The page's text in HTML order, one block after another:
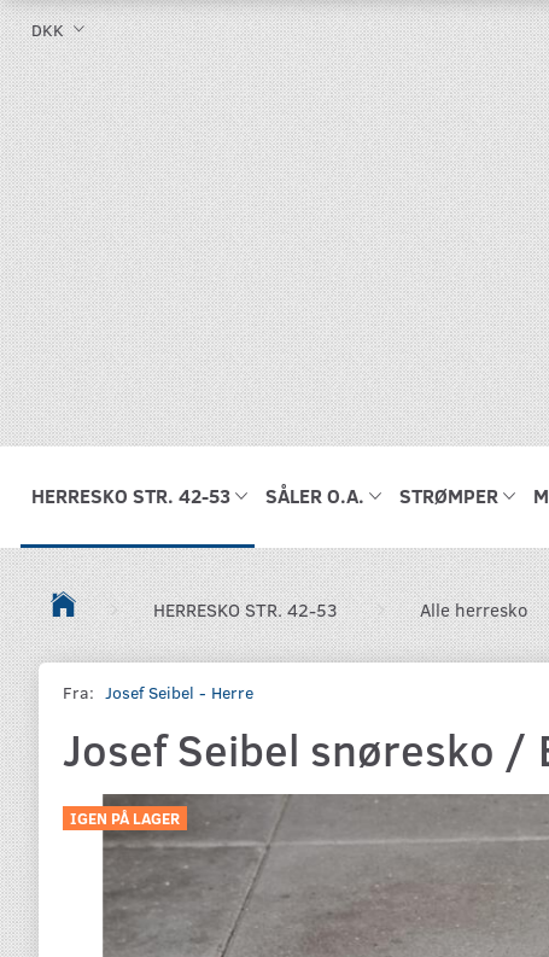
DKK
HERRESKO STR. 42-53 SÅLER O.A. STRØMPER
HERRESKO STR. 42-53 Alle herresko
Fra: Josef Seibel - Herre
Josef Seibel snøresko /
IGEN PÅ LAGER